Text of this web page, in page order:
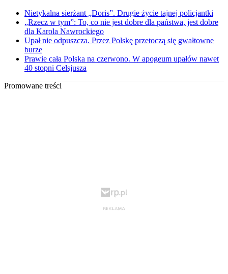
Nietykalna sierżant „Doris”. Drugie życie tajnej policjantki
„Rzecz w tym”: To, co nie jest dobre dla państwa, jest dobre
dla Karola Nawrockiego
Upał nie odpuszcza. Przez Polskę przetoczą się gwałtowne
burze
Prawie cała Polska na czerwono. W apogeum upałów nawet
40 stopni Celsjusza
Promowane treści